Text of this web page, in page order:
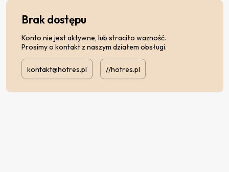
Brak dostępu
Konto nie jest aktywne, lub straciło ważność.
Prosimy o kontakt z naszym działem obsługi.
kontakt@hotres.pl //hotres.pl